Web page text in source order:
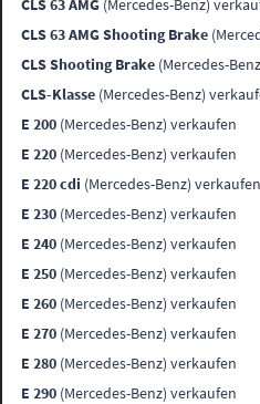
CLS 63 AMG (Mercedes-Benz)
CLS 63 AMG Shooting Brake
CLS Shooting Brake (Mercedes-
CLS-Klasse (Mercedes-Benz)
E 200 (Mercedes-Benz) verkaufen
E 220 (Mercedes-Benz) verkaufen
E 220 cdi (Mercedes-Benz) verkaufen
E 230 (Mercedes-Benz) verkaufen
E 240 (Mercedes-Benz) verkaufen
E 250 (Mercedes-Benz) verkaufen
E 260 (Mercedes-Benz) verkaufen
E 270 (Mercedes-Benz) verkaufen
E 280 (Mercedes-Benz) verkaufen
E 290 (Mercedes-Benz) verkaufen